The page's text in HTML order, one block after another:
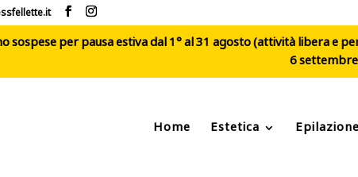
sospese per pausa estiva dal 1° al 31 agosto (attività libera
6
Home Estetica